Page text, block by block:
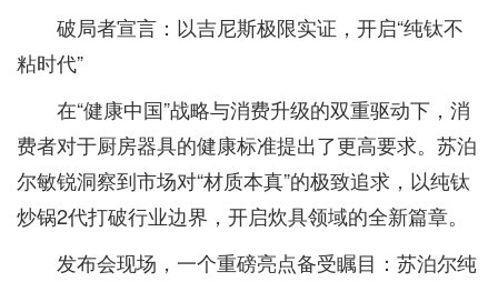
破局者宣言：以吉尼斯极限实证，开启“纯钛不
粘时代”
在“健康中国”战略与消费升级的双重驱动下，消
费者对于厨房器具的健康标准提出了更高要求。苏泊
尔敏锐洞察到市场对“材质本真”的极致追求，以纯钛
炒锅2代打破行业边界，开启炊具领域的全新篇章。
发布会现场，一个重磅亮点备受瞩目：苏泊尔纯